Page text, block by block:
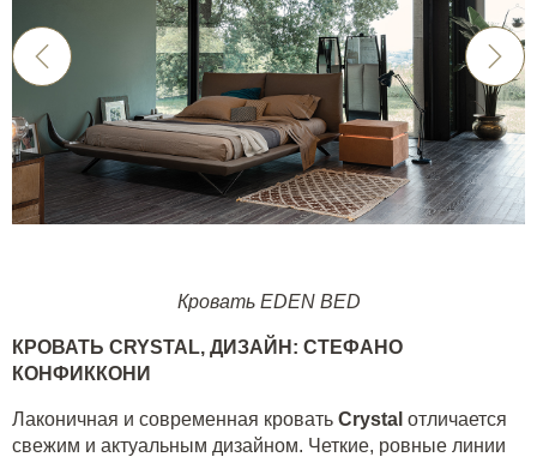
Кровать EDEN BED
КРОВАТЬ CRYSTAL, ДИЗАЙН: СТЕФАНО
КОНФИККОНИ
Лаконичная и современная кровать Crystal отличается
свежим и актуальным дизайном. Четкие, ровные линии